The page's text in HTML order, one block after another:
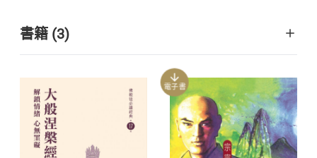
書籍 (3)
電子書